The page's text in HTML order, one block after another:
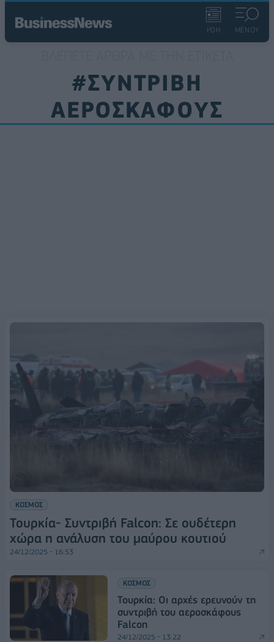
ΡΟΗ ΜΕΝΟΥ
#ΣΥΝΤΡΙΒΗ
ΑΕΡΟΣΚΑΦΟΥΣ
ΚΟΣΜΟΣ
Τουρκία- Συντριβή Falcon: Σε ουδέτερη
χώρα η ανάλυση του μαύρου κουτιού
24/12/2025 - 16:53
ΚΟΣΜΟΣ
Τουρκία: Οι αρχές ερευνούν τη
συντριβή του αεροσκάφους
Falcon
24/12/2025 - 13:22